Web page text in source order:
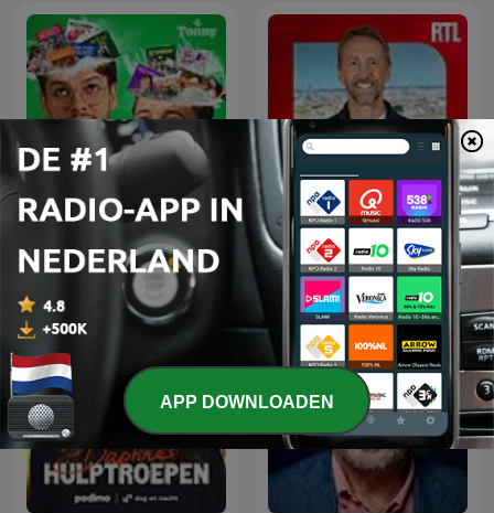
Beter Goed Gejat
L'œil de Philippe
Caverivière
APP DOWNLOADEN